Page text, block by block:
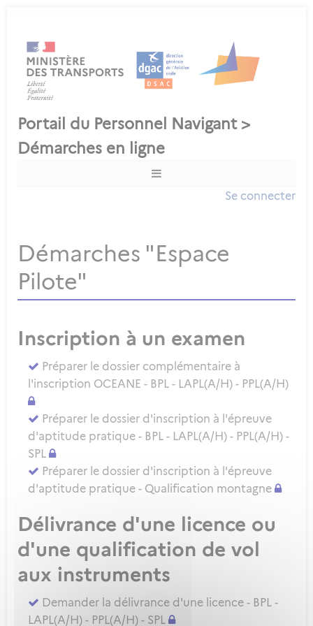
Se connecter
Démarches "Espace
Pilote"
Inscription à un examen
Préparer le dossier complémentaire à
l'inscription OCEANE - BPL - LAPL(A/H) - PPL(A/H)
Préparer le dossier d'inscription à l'épreuve
d'aptitude pratique - BPL - LAPL(A/H) - PPL(A/H) -
SPL
Préparer le dossier d'inscription à l'épreuve
d'aptitude pratique - Qualification montagne
Délivrance d'une licence ou
d'une qualification de vol
aux instruments
Demander la délivrance d'une licence - BPL -
LAPL(A/H) - PPL(A/H) - SPL